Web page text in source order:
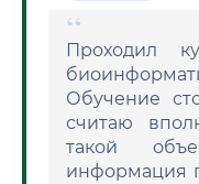
Проходил
Обучение
считаю
такой
информация